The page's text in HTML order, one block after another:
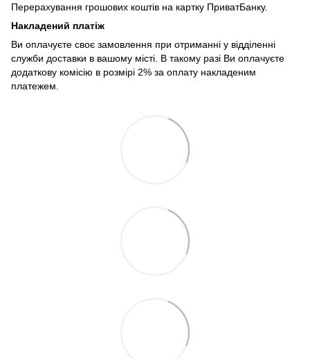
Перерахування грошових коштів на картку ПриватБанку.
Накладений платіж
Ви оплачуєте своє замовлення при отриманні у відділенні
служби доставки в вашому місті. В такому разі Ви оплачуєте
додаткову комісію в розмірі 2% за оплату накладеним
платежем.